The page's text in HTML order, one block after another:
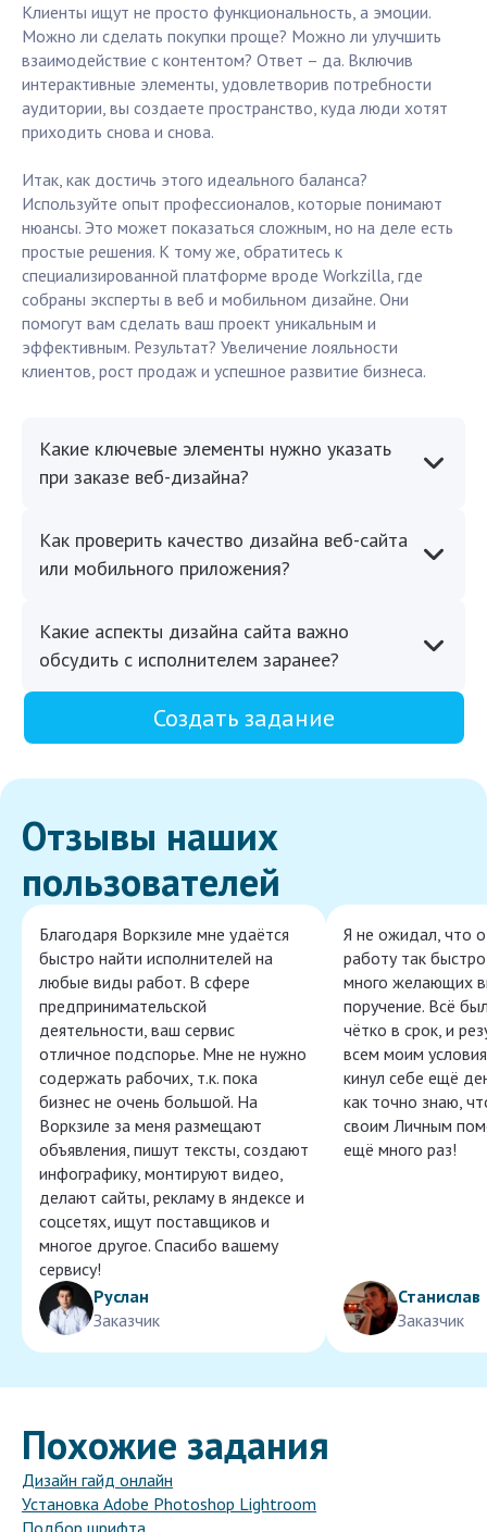
Клиенты ищут не просто функциональность, а эмоции.
Можно ли сделать покупки проще? Можно ли улучшить
взаимодействие с контентом? Ответ – да. Включив
интерактивные элементы, удовлетворив потребности
аудитории, вы создаете пространство, куда люди хотят
приходить снова и снова.
Итак, как достичь этого идеального баланса?
Используйте опыт профессионалов, которые понимают
нюансы. Это может показаться сложным, но на деле есть
простые решения. К тому же, обратитесь к
специализированной платформе вроде Workzilla, где
собраны эксперты в веб и мобильном дизайне. Они
помогут вам сделать ваш проект уникальным и
эффективным. Результат? Увеличение лояльности
клиентов, рост продаж и успешное развитие бизнеса.
Какие ключевые элементы нужно указать
при заказе веб-дизайна?
Как проверить качество дизайна веб-сайта
или мобильного приложения?
Какие аспекты дизайна сайта важно
обсудить с исполнителем заранее?
Создать задание
Отзывы наших
пользователей
Благодаря Воркзиле мне удаётся
быстро найти исполнителей на
любые виды работ. В сфере
предпринимательской
деятельности, ваш сервис
отличное подспорье. Мне не нужно
содержать рабочих, т.к. пока
бизнес не очень большой. На
Воркзиле за меня размещают
объявления, пишут тексты, создают
инфографику, монтируют видео,
делают сайты, рекламу в яндексе и
соцсетях, ищут поставщиков и
многое другое. Спасибо вашему
сервису!
Руслан
Заказчик
Я не ожидал, что
работу так
много желающих
поручение. Всё
чётко в срок, и
всем моим
кинул себе ещё
как точно знаю,
своим Личным
ещё много раз!
Станислав
Заказчик
Похожие задания
Дизайн гайд онлайн
Установка Adobe Photoshop Lightroom